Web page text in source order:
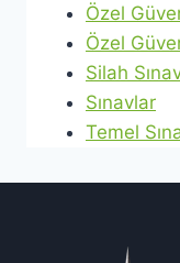
Özel
Özel
Silah
Sınavlar
Temel